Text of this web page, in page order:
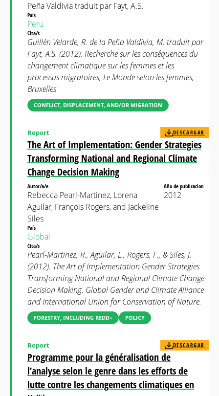
Peña Valdivia traduit par Fayt, A.S.
País
Peru
Cita/s
Guillén Velarde, R. de la Peña Valdivia, M. traduit par
Fayt, A.S. (2012). Recherche sur les conséquences du
changement climatique sur les femmes et les
processus migratoires, Le Monde selon les femmes,
Bruxelles
CONFLICT, DISPLACEMENT, AND/OR MIGRATION
The Art of Implementation: Gender Strategies
Transforming National and Regional Climate
Change Decision Making
Report DESCARGAR
Autor/a/e
Rebecca Pearl-Martinez, Lorena
Aguilar, François Rogers, and Jackeline
Siles
Año de publicacion
2012
País
Global
Cita/s
Pearl-Martinez, R., Aguilar, L., Rogers, F., & Siles, J.
(2012). The Art of Implementation Gender Strategies
Transforming National and Regional Climate Change
Decision Making. Global Gender and Climate Alliance
and International Union for Conservation of Nature.
FORESTRY, INCLUDING REDD+ POLICY
Programme pour la généralisation de
l’analyse selon le genre dans les efforts de
lutte contre les changements climatiques en
Report DESCARGAR